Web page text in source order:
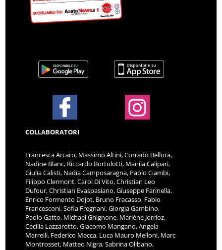
COLLABORATORI
Francesca Arcaro, Massimo Altini, Corrado Bellora,
Nadine Blanc, Riccardo Bortolotti, Manila Calipari,
Giulia Calisti, Nadia Camposaragna, Paolo Ciambi,
Filippo Clermont, Carol Di Vito, Christian Leo
Dufour, Christian Evaspasiano, Giuseppe Farinella,
Enrico Formento Dojot, Bruno Fracasso, Fabio
Francesconi, Sofia Fregnani, Giorgia Gambino,
Paolo Gatto, Michael Ghignone, Marlène Jorrioz,
Cecilia Lazzarotto, Giacomo Mangano, Angela
Marrelli, Federico Mecca, Luca Mauro Melloni, Marc
Montrosset, Matteo Nigra, Sabrina Olibano,